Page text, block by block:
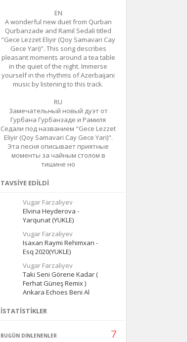
EN
A wonderful new duet from Qurban
Qurbanzade and Ramil Sedali titled
"Gece Lezzet Eliyir (Qoy Samavari Cay
Gece Yari)". This song describes
pleasant moments around a tea table
in the quiet of the night. Immerse
yourself in the rhythms of Azerbaijani
music by listening to this track.
RU
Замечательный новый дуэт от
Гурбана Гурбанзаде и Рамиля
Седали под названием "Gece Lezzet
Eliyir (Qoy Samavari Cay Gece Yari)".
Эта песня описывает приятные
моменты за чайным столом в
тишине но
TAVSIYE EDILDI
Vugar Farzaliyev
Elvina Heyderova -
Yarqunat (YUKLE)
Vugar Farzaliyev
Isaxan Raymi Rehimxan -
Esq 2020(YUKLE)
Vugar Farzaliyev
Taki Seni Görene Kadar (
Ferhat Güneş Remix )
Ankara Echoes Beni Al
İSTATISTIKLER
BUGÜN DINLENENLER 7